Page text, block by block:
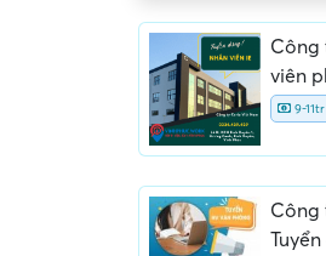
Công
viên
9-11tr
Công